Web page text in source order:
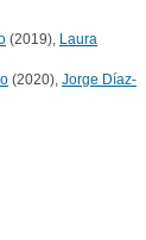
(2019), Laura
(2020), Jorge Díaz-